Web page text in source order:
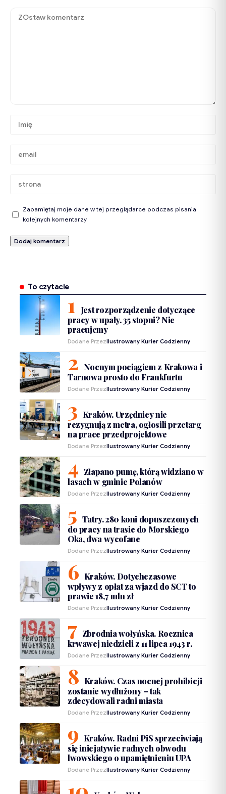
Zapamiętaj moje dane w tej przeglądarce podczas pisania
kolejnych komentarzy.
To czytacie
Jest rozporządzenie dotyczące
pracy w upały. 35 stopni? Nie
pracujemy
Dodane PrzezIlustrowany Kurier Codzienny
Nocnym pociągiem z Krakowa i
Tarnowa prosto do Frankfurtu
Dodane PrzezIlustrowany Kurier Codzienny
Kraków. Urzędnicy nie
rezygnują z metra, ogłosili przetarg
na prace przedprojektowe
Dodane PrzezIlustrowany Kurier Codzienny
Złapano pumę, którą widziano w
lasach w gminie Polanów
Dodane PrzezIlustrowany Kurier Codzienny
Tatry. 280 koni dopuszczonych
do pracy na trasie do Morskiego
Oka, dwa wycofane
Dodane PrzezIlustrowany Kurier Codzienny
Kraków. Dotychczasowe
wpływy z opłat za wjazd do SCT to
prawie 18,7 mln zł
Dodane PrzezIlustrowany Kurier Codzienny
Zbrodnia wołyńska. Rocznica
krwawej niedzieli z 11 lipca 1943 r.
Dodane PrzezIlustrowany Kurier Codzienny
Kraków. Czas nocnej prohibicji
zostanie wydłużony – tak
zdecydowali radni miasta
Dodane PrzezIlustrowany Kurier Codzienny
Kraków. Radni PiS sprzeciwiają
się inicjatywie radnych obwodu
lwowskiego o upamiętnieniu UPA
Dodane PrzezIlustrowany Kurier Codzienny